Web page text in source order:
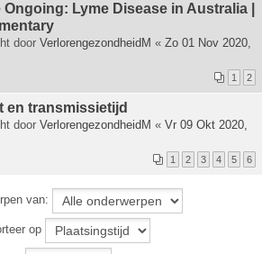
Lyme Disease in Australia |
door VerlorengezondheidM « Zo 01 Nov 2020,
1 2
en transmissietijd
door VerlorengezondheidM « Vr 09 Okt 2020,
1 2 3 4 5 6
van:
op